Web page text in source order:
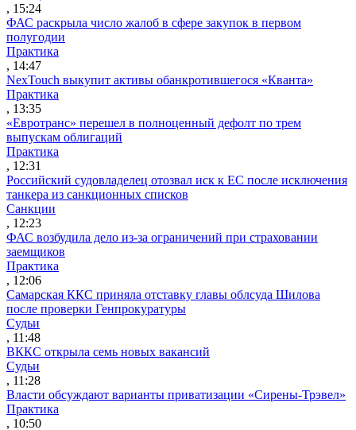
, 15:24
ФАС раскрыла число жалоб в сфере закупок в первом
полугодии
Практика
, 14:47
NexTouch выкупит активы обанкротившегося «Кванта»
Практика
, 13:35
«Евротранс» перешел в полноценный дефолт по трем
выпускам облигаций
Практика
, 12:31
Российский судовладелец отозвал иск к ЕС после исключения
танкера из санкционных списков
Санкции
, 12:23
ФАС возбудила дело из-за ограничений при страховании
заемщиков
Практика
, 12:06
Самарская ККС приняла отставку главы облсуда Шилова
после проверки Генпрокуратуры
Судьи
, 11:48
ВККС открыла семь новых вакансий
Судьи
, 11:28
Власти обсуждают варианты приватизации «Сирены-Трэвел»
Практика
, 10:50